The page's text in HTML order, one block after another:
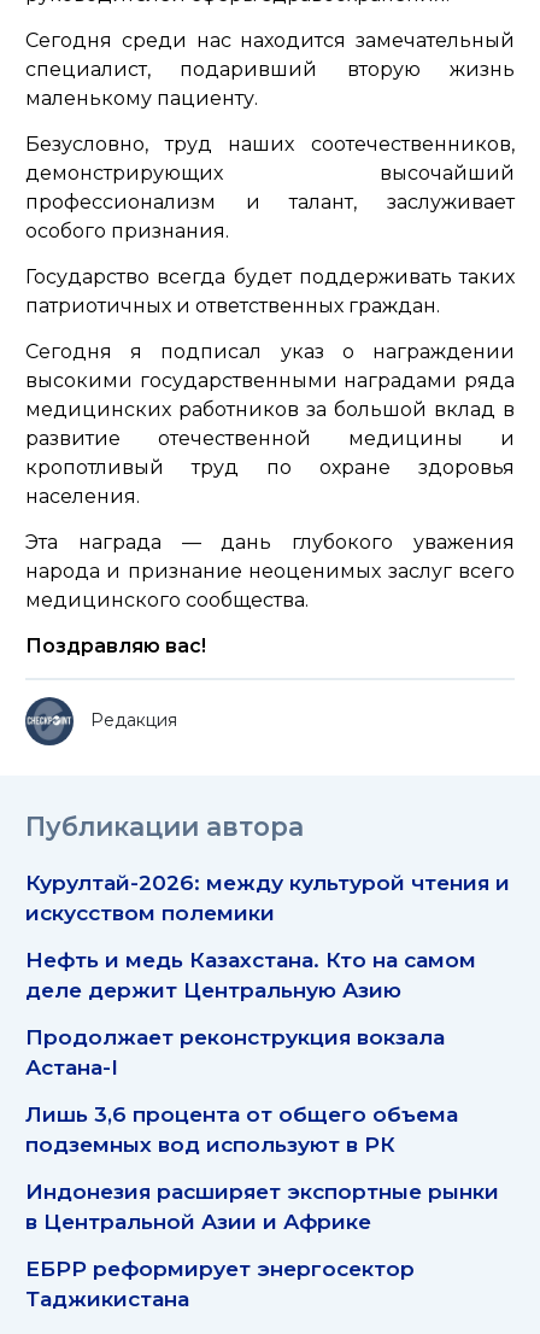
Сегодня среди нас находится замечательный
специалист, подаривший вторую жизнь
маленькому пациенту.
Безусловно, труд наших соотечественников,
демонстрирующих высочайший
профессионализм и талант, заслуживает
особого признания.
Государство всегда будет поддерживать таких
патриотичных и ответственных граждан.
Сегодня я подписал указ о награждении
высокими государственными наградами ряда
медицинских работников за большой вклад в
развитие отечественной медицины и
кропотливый труд по охране здоровья
населения.
Эта награда — дань глубокого уважения
народа и признание неоценимых заслуг всего
медицинского сообщества.
Поздравляю вас!
Редакция
Публикации автора
Курултай-2026: между культурой чтения и
искусством полемики
Нефть и медь Казахстана. Кто на самом
деле держит Центральную Азию
Продолжает реконструкция вокзала
Астана-I
Лишь 3,6 процента от общего объема
подземных вод используют в РК
Индонезия расширяет экспортные рынки
в Центральной Азии и Африке
ЕБРР реформирует энергосектор
Таджикистана